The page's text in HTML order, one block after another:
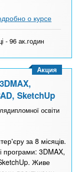
о курсе
- 96 ак.годин
SketchUp
освіти
за 8 місяців.
програми: 3DMAX,
Живе
Акция